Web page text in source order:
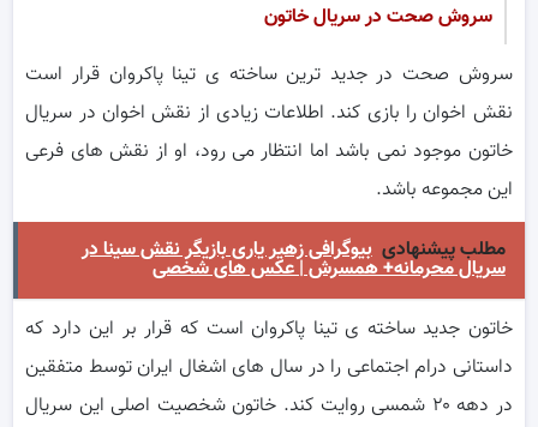
سروش صحت در سریال خاتون
سروش صحت در جدید ترین ساخته ی تینا پاکروان قرار است
نقش اخوان را بازی کند. اطلاعات زیادی از نقش اخوان در سریال
خاتون موجود نمی باشد اما انتظار می رود، او از نقش های فرعی
این مجموعه باشد.
مطلب پیشنهادی بیوگرافی زهیر یاری بازیگر نقش سینا در
سریال محرمانه+ همسرش | عکس های شخصی
خاتون جدید ساخته ی تینا پاکروان است که قرار بر این دارد که
داستانی درام اجتماعی را در سال های اشغال ایران توسط متفقین
در دهه ۲۰ شمسی روایت کند. خاتون شخصیت اصلی این سریال